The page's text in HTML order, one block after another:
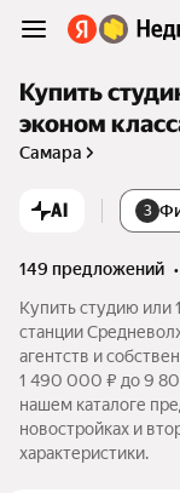
Купить
эконом
Самара
AI 3
149 предложений •
Купить студию или
станции
агентств и
1 490 000 ₽ до 9
нашем каталоге
новостройках и
характеристики.